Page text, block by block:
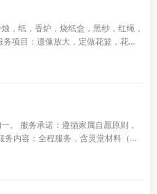
，纸，香炉，烧纸盒，黑纱，红绳，
项目：遗像放大，定做花篮，花
，回礼（奠酬），纸钱，元宝，灵...
则，
联纸 ）。...